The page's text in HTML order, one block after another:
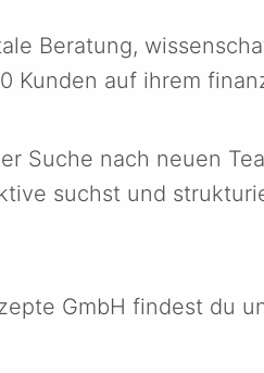
Beratung,
Kunden auf ihrem
Suche nach neuen
suchst und
GmbH findest du